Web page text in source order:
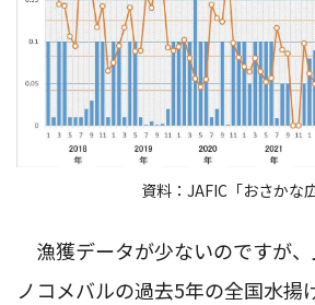
資料：JAFIC「おさかな
漁獲データが少ないのですが
ノコメバルの過去5年の全国水揚